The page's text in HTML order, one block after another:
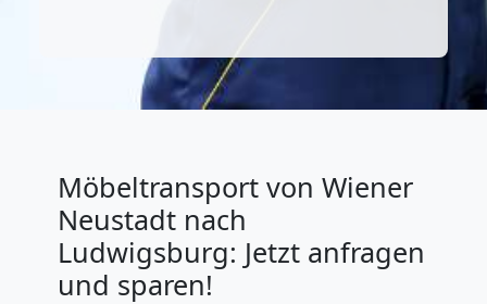
Möbeltransport von Wiener
Neustadt nach
Ludwigsburg: Jetzt anfragen
und sparen!